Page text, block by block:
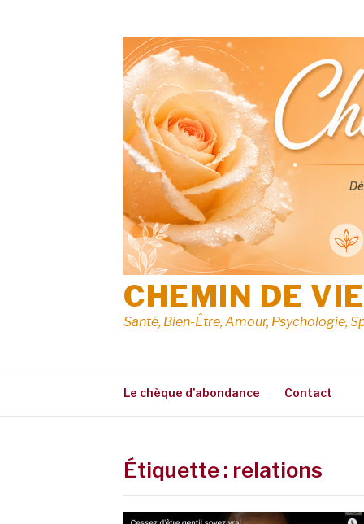
CHEMIN DE VIE
Santé, Bien-Être, Amour, Psychologie,
Le chèque d’abondance Contact
Étiquette : relations